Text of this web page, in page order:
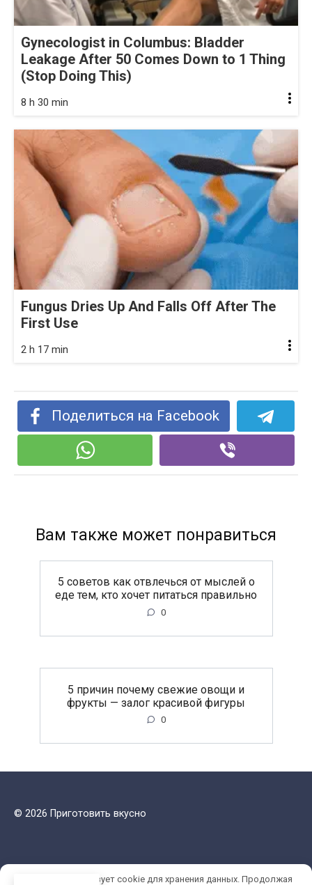
Gynecologist in Columbus: Bladder
Leakage After 50 Comes Down to 1 Thing
(Stop Doing This)
8 h 30 min
Fungus Dries Up And Falls Off After The
First Use
2 h 17 min
Поделиться на Facebook
Вам также может понравиться
5 советов как отвлечься от мыслей о
еде тем, кто хочет питаться правильно
0
5 причин почему свежие овощи и
фрукты — залог красивой фигуры
0
© 2026 Приготовить вкусно
Этот сайт использует cookie для хранения данных. Продолжая